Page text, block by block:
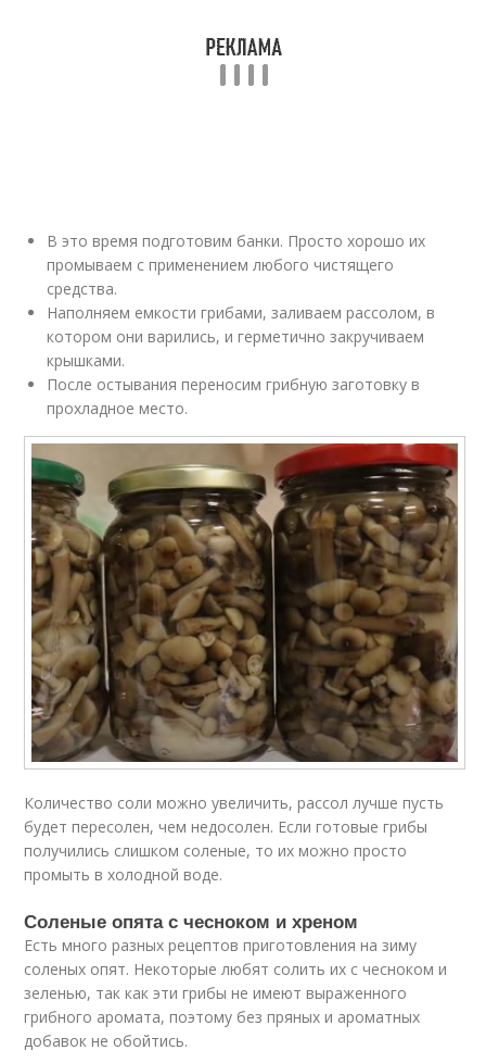
В это время подготовим банки. Просто хорошо их
промываем с применением любого чистящего
средства.
Наполняем емкости грибами, заливаем рассолом, в
котором они варились, и герметично закручиваем
крышками.
После остывания переносим грибную заготовку в
прохладное место.
Количество соли можно увеличить, рассол лучше пусть
будет пересолен, чем недосолен. Если готовые грибы
получились слишком соленые, то их можно просто
промыть в холодной воде.
Соленые опята с чесноком и хреном
Есть много разных рецептов приготовления на зиму
соленых опят. Некоторые любят солить их с чесноком и
зеленью, так как эти грибы не имеют выраженного
грибного аромата, поэтому без пряных и ароматных
добавок не обойтись.